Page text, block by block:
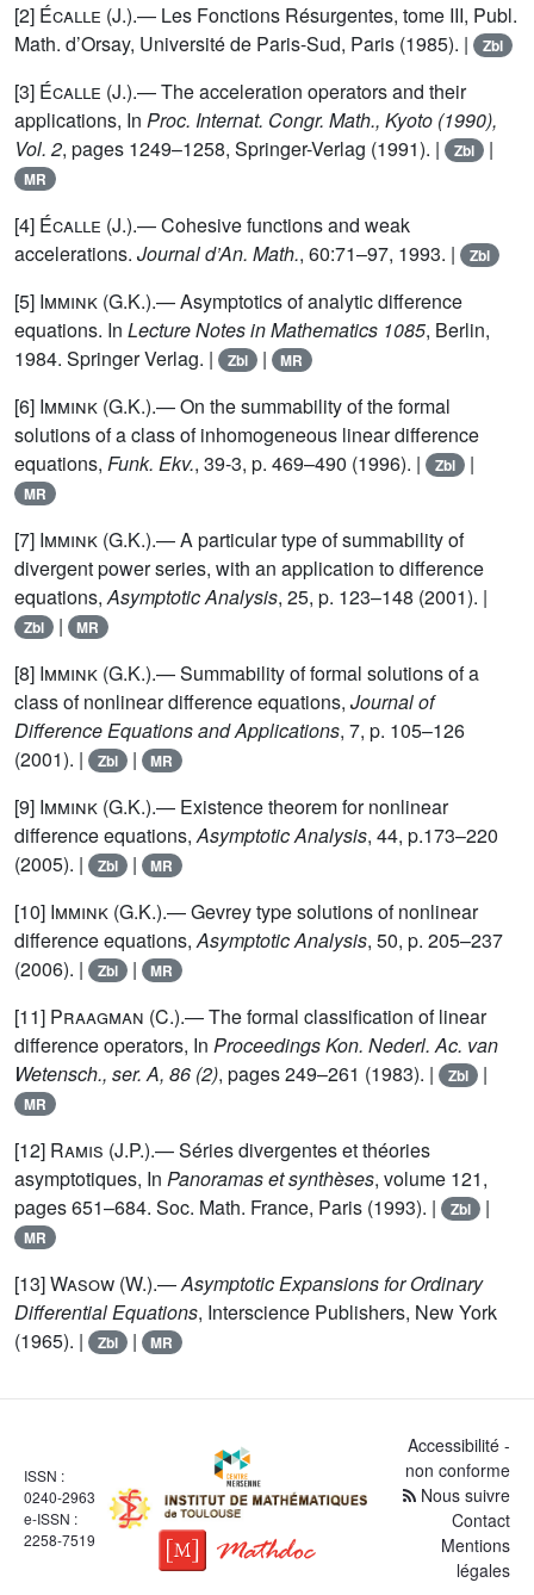
[2] Écalle (J.).— Les Fonctions Résurgentes, tome III, Publ.
Math. d’Orsay, Université de Paris-Sud, Paris (1985). |
Zbl
[3] Écalle (J.).— The acceleration operators and their
applications, In Proc. Internat. Congr. Math., Kyoto (1990),
Vol. 2, pages 1249–1258, Springer-Verlag (1991). | Zbl |
MR
[4] Écalle (J.).— Cohesive functions and weak
accelerations. Journal d’An. Math., 60:71–97, 1993. | Zbl
[5] Immink (G.K.).— Asymptotics of analytic difference
equations. In Lecture Notes in Mathematics 1085, Berlin,
1984. Springer Verlag. |
Zbl | MR
[6] Immink (G.K.).— On the summability of the formal
solutions of a class of inhomogeneous linear difference
equations, Funk. Ekv., 39-3, p. 469–490 (1996). | Zbl |
MR
[7] Immink (G.K.).— A particular type of summability of
divergent power series, with an application to difference
equations,Asymptotic Analysis, 25, p. 123–148 (2001). |
Zbl | MR
[8] Immink (G.K.).— Summability of formal solutions of a
class of nonlinear difference equations, Journal of
Difference Equations and Applications, 7, p. 105–126
(2001). |
Zbl | MR
[9] Immink (G.K.).— Existence theorem for nonlinear
difference equations,Asymptotic Analysis, 44, p.173–220
(2005). |
Zbl | MR
[10] Immink (G.K.).— Gevrey type solutions of nonlinear
difference equations,Asymptotic Analysis, 50, p. 205–237
(2006). |
Zbl | MR
[11] Praagman (C.).— The formal classification of linear
difference operators, In Proceedings Kon. Nederl. Ac. van
Wetensch., ser. A, 86 (2), pages 249–261 (1983). | Zbl |
MR
[12] Ramis (J.P.).— Séries divergentes et théories
asymptotiques, In Panoramas et synthèses, volume 121,
pages 651–684. Soc. Math. France, Paris (1993). |
Zbl |
MR
[13]Wasow (W.).—Asymptotic Expansions for Ordinary
Differential Equations, Interscience Publishers, New York
(1965). |
Zbl | MR
ISSN :
0240-2963
e-ISSN :
2258-7519
Accessibilité -
non conforme
Nous suivre
Contact
Mentions
légales